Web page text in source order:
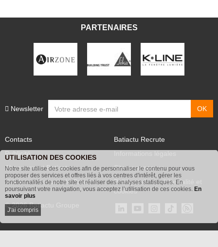
PARTENAIRES
Newsletter
Contacts
Publicité
Abonnement Batiactu
Voir les contenus+ de Batiactu
Batiactu Recrute
Site annonceurs
Politique de confidentialité et
cookies
© 2026 Batiactu Groupe
UTILISATION DES COOKIES
Notre site utilise des cookies afin de personnaliser le contenu pour vous
proposer des services et offres liés à vos centres d'intérêt, gérer les
fonctionnalités de notre site et réaliser des analyses statistiques. En
poursuivant votre navigation, vous acceptez l’utilisation de ces cookies. En
savoir plus
J'ai compris